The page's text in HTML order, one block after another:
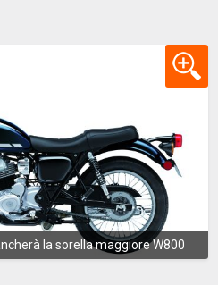
la sorella maggiore W800